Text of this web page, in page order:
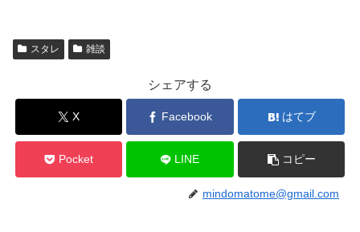
スタレ 雑談
シェアする
X Facebook はてブ
Pocket LINE コピー
mindomatome@gmail.com